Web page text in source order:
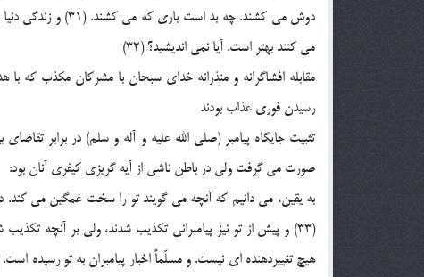
دوش مي کشند. چه بد
مي کنند بهتر است. آيا نمي انديشيد؟ (32)
مقابله افشاگرانه و منذرانه خداي سبحان با مشرکان مکذب که
رسيدن فوري عذاب بودند
تثبيت جايگاه پيامبر (صلي الله عليه و آله و سلم) در برابر
صورت مي گرفت ولي در باطن ناشي از آيه گريزي کيفري آنان بود:
به يقين، مي دانيم که آنچه مي گويند تو را سخت غمگين مي کند.
(33) و پيش از تو نيز پيامبراني تکذيب شدند، ولي بر آنچه